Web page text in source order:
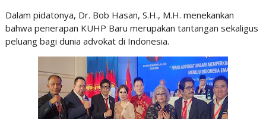
Dalam pidatonya, Dr. Bob Hasan, S.H., M.H. menekankan
bahwa penerapan KUHP Baru merupakan tantangan sekaligus
peluang bagi dunia advokat di Indonesia.